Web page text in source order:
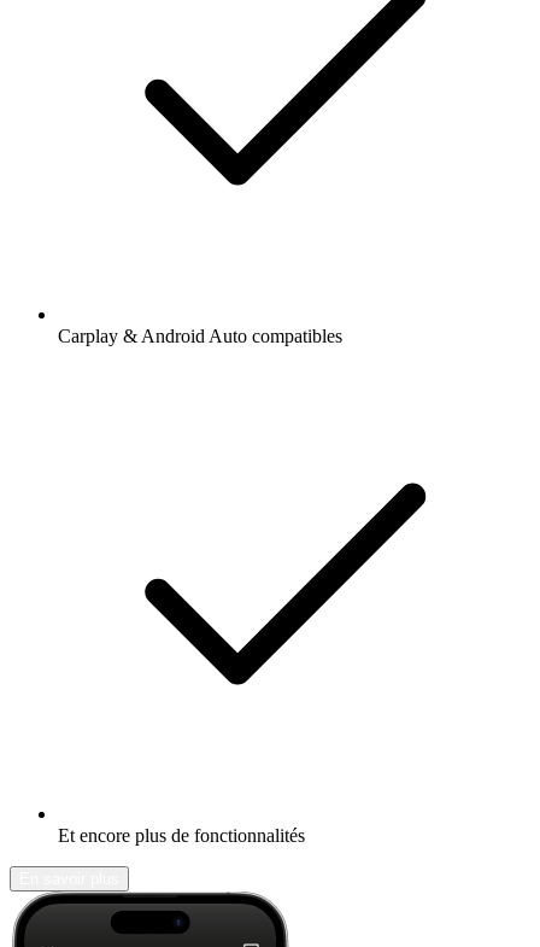
Carplay & Android Auto compatibles
Et encore plus de fonctionnalités